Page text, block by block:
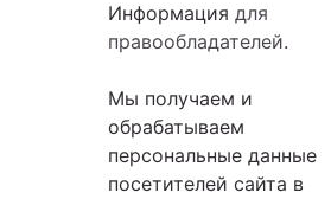
Информация для
правообладателей.
Мы получаем и
обрабатываем
персональные данные
посетителей сайта в